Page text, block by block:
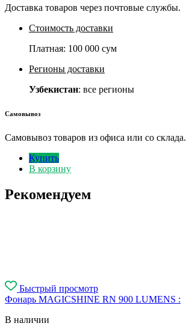
Доставка товаров через почтовые службы.
Стоимость доставки
Платная: 100 000 сум
Регионы доставки
Узбекистан: все регионы
Самовывоз
Самовывоз товаров из офиса или со склада.
Купить
В корзину
Рекомендуем
Быстрый просмотр
Фонарь MAGICSHINE RN 900 LUMENS :
В наличии